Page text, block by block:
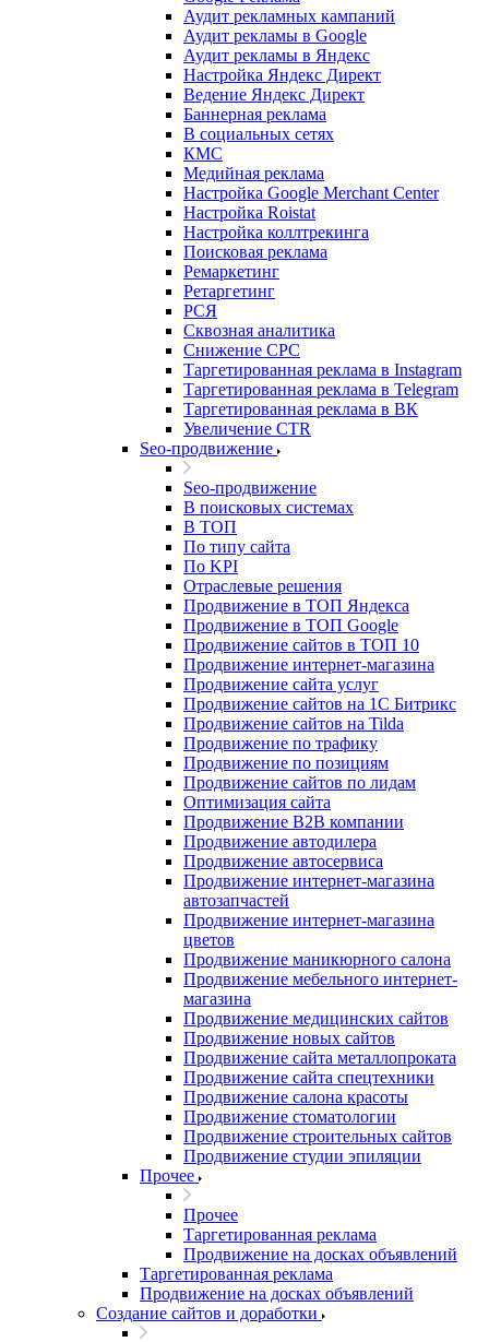
Аудит рекламных кампаний
Аудит рекламы в Google
Аудит рекламы в Яндекс
Настройка Яндекс Директ
Ведение Яндекс Директ
Баннерная реклама
В социальных сетях
КМС
Медийная реклама
Настройка Google Merchant Center
Настройка Roistat
Настройка коллтрекинга
Поисковая реклама
Ремаркетинг
Ретаргетинг
РСЯ
Сквозная аналитика
Снижение CPC
Таргетированная реклама в Instagram
Таргетированная реклама в Telegram
Таргетированная реклама в ВК
Увеличение CTR
Seo-продвижение
Seo-продвижение
В поисковых системах
В ТОП
По типу сайта
По KPI
Отраслевые решения
Продвижение в ТОП Яндекса
Продвижение в ТОП Google
Продвижение сайтов в ТОП 10
Продвижение интернет-магазина
Продвижение сайта услуг
Продвижение сайтов на 1С Битрикс
Продвижение сайтов на Tilda
Продвижение по трафику
Продвижение по позициям
Продвижение сайтов по лидам
Оптимизация сайта
Продвижение B2B компании
Продвижение автодилера
Продвижение автосервиса
Продвижение интернет-магазина
автозапчастей
Продвижение интернет-магазина
цветов
Продвижение маникюрного салона
Продвижение мебельного интернет-
магазина
Продвижение медицинских сайтов
Продвижение новых сайтов
Продвижение сайта металлопроката
Продвижение сайта спецтехники
Продвижение салона красоты
Продвижение стоматологии
Продвижение строительных сайтов
Продвижение студии эпиляции
Прочее
Прочее
Таргетированная реклама
Продвижение на досках объявлений
Таргетированная реклама
Продвижение на досках объявлений
Создание сайтов и доработки